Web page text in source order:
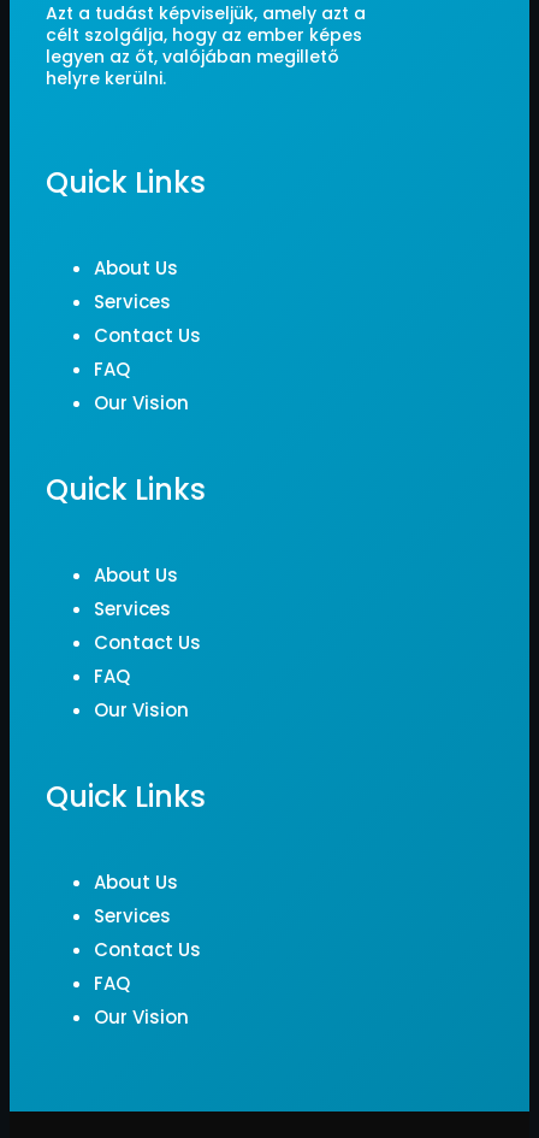
Azt a tudást képviseljük, amely azt a
célt szolgálja, hogy az ember képes
legyen az őt, valójában megillető
helyre kerülni.
Quick Links
About Us
Services
Contact Us
FAQ
Our Vision
Quick Links
About Us
Services
Contact Us
FAQ
Our Vision
Quick Links
About Us
Services
Contact Us
FAQ
Our Vision